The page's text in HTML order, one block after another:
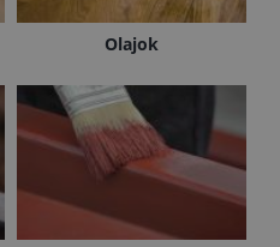
Olajok